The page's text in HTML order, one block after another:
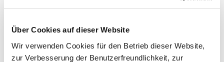
Über Cookies auf dieser Website
Wir verwenden Cookies für den Betrieb dieser Website,
zur Verbesserung der Benutzerfreundlichkeit, zur